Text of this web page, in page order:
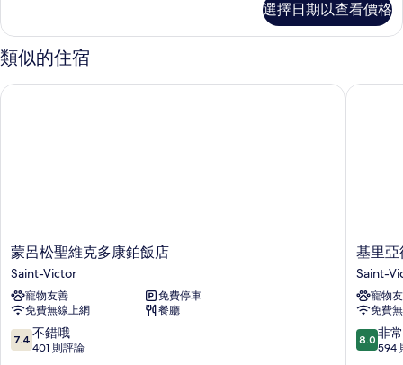
相
片
房
的
詳
選擇日期以查看價格
類似的住宿
蒙
呂
松
聖
維
克
多
蒙呂松聖維克多康鉑飯店
Saint-Victor
寵物友善
免費停車
免費無線上網
餐廳
7.4
分，
7.4 不錯哦
401 則評論
蒙呂松聖維克多康鉑飯店
基
里
亞
德
蒙
呂
松
基里
Saint-
寵物
免費
8.0
分，
8.0 非
594
基里亞